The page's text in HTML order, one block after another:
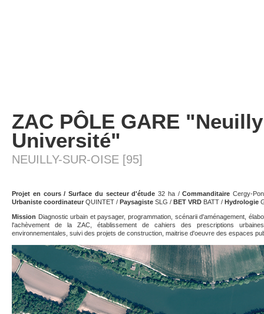
ZAC PÔLE GARE
Université"
NEUILLY-SUR-OISE [95]
Projet en cours / Surface du secteur d'étude 32 ha /Commanditaire Cergy-
Urbaniste coordinateur QUINTET / Paysagiste SLG / BET VRD BATT / Hydrologie
Mission Diagnostic urbain et paysager, programmation, scénarii d'aménagement,
l'achèvement de la ZAC, établissement de cahiers des prescriptions
environnementales, suivi des projets de construction, maitrise d'oeuvre des espaces